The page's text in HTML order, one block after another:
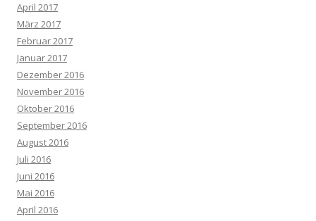
April 2017
März 2017
Februar 2017
Januar 2017
Dezember 2016
November 2016
Oktober 2016
September 2016
August 2016
Juli 2016
Juni 2016
Mai 2016
April 2016